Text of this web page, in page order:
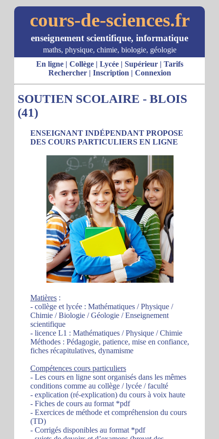
cours-de-sciences.fr
enseignement scientifique, informatique
maths, physique, chimie, biologie, géologie
En ligne| Collège| Lycée| Supérieur| Tarifs
Rechercher| Inscription | Connexion
SOUTIEN SCOLAIRE - BLOIS
(41)
ENSEIGNANT INDÉPENDANT PROPOSE
DES COURS PARTICULIERS EN LIGNE
Matières :
- collège et lycée : Mathématiques / Physique /
Chimie / Biologie / Géologie / Enseignement
scientifique
- licence L1 : Mathématiques / Physique / Chimie
Méthodes : Pédagogie, patience, mise en confiance,
fiches récapitulatives, dynamisme
Compétences cours particuliers
- Les cours en ligne sont organisés dans les mêmes
conditions comme au collège / lycée / faculté
- explication (ré-explication) du cours à voix haute
- Fiches de cours au format *pdf
- Exercices de méthode et compréhension du cours
(TD)
- Corrigés disponibles au format *pdf